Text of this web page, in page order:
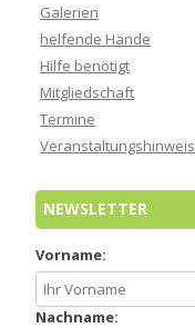
Galerien
helfende Hände
Hilfe benötigt
Mitgliedschaft
Termine
Veranstaltungshinweis
NEWSLETTER
Vorname:
Nachname: